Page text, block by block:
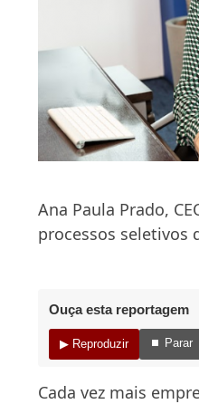
Ana Paula Prado,
processos seletivos
Ouça esta reportagem
▶ Reproduzir ⏹ Parar
Cada vez mais